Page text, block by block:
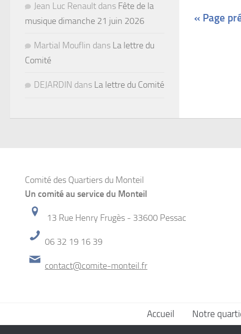
« Page
Jean Luc Renault dans Fête de la
musique dimanche 21 juin 2026
Martial Mouflin dans La lettre du
Comité
DEJARDIN dans La lettre du Comité
Comité des Quartiers du Monteil
Un comité au service du Monteil
13 Rue Henry Frugès - 33600 Pessac
06 32 19 16 39
contact@comite-monteil.fr
Accueil Notre